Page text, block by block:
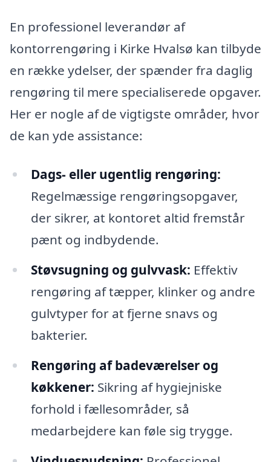
En professionel leverandør af
kontorrengøring i Kirke Hvalsø kan tilbyde
en række ydelser, der spænder fra daglig
rengøring til mere specialiserede opgaver.
Her er nogle af de vigtigste områder, hvor
de kan yde assistance:
Dags- eller ugentlig rengøring:
Regelmæssige rengøringsopgaver,
der sikrer, at kontoret altid fremstår
pænt og indbydende.
Støvsugning og gulvvask: Effektiv
rengøring af tæpper, klinker og andre
gulvtyper for at fjerne snavs og
bakterier.
Rengøring af badeværelser og
køkkener: Sikring af hygiejniske
forhold i fællesområder, så
medarbejdere kan føle sig trygge.